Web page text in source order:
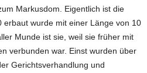
Markusdom. Eigentlich ist die
erbaut wurde mit einer Länge von 10
Munde ist sie, weil sie früher mit
verbunden war. Einst wurden über
Gerichtsverhandlung und